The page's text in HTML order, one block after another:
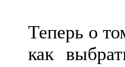
Теперь о
как